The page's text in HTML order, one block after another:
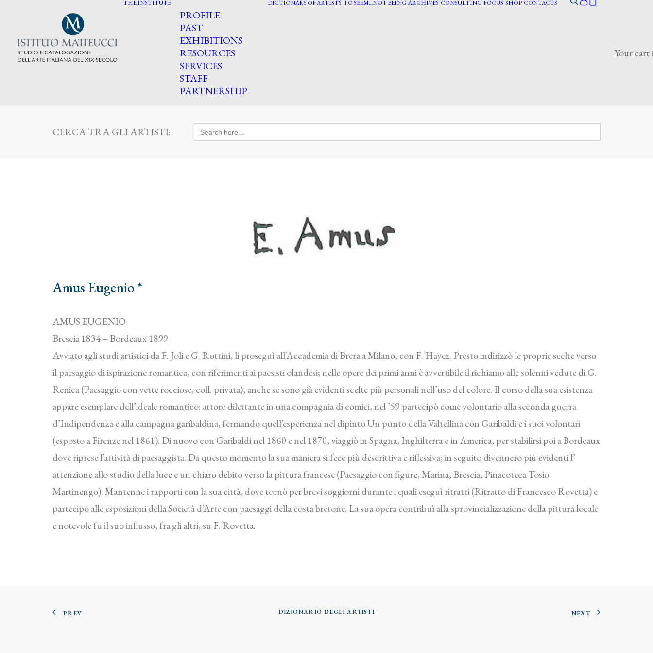
THE INSTITUTE
PROFILE
PAST
EXHIBITIONS
RESOURCES
SERVICES
STAFF
PARTNERSHIP
DICTIONARY OF ARTISTS TO SEEM…NOT BEING ARCHIVES CONSULTING FOCUS SHOP CONTACTS
Your cart
CERCA TRA GLI ARTISTI: Search
for:
Amus Eugenio *
AMUS EUGENIO
Brescia 1834 – Bordeaux 1899
Avviato agli studi artistici da F. Joli e G. Rottini, li proseguì all’Accademia di Brera a Milano, con F. Hayez. Presto indirizzò le proprie scelte verso
il paesaggio di ispirazione romantica, con riferimenti ai paesisti olandesi; nelle opere dei primi anni è avvertibile il richiamo alle solenni vedute di G.
Renica (Paesaggio con vette rocciose, coll. privata), anche se sono già evidenti scelte più personali nell’uso del colore. Il corso della sua esistenza
appare esemplare dell’ideale romantico: attore dilettante in una compagnia di comici, nel ’59 partecipò come volontario alla seconda guerra
d’Indipendenza e alla campagna garibaldina, fermando quell’esperienza nel dipinto Un punto della Valtellina con Garibaldi e i suoi volontari
(esposto a Firenze nel 1861). Di nuovo con Garibaldi nel 1860 e nel 1870, viaggiò in Spagna, Inghilterra e in America, per stabilirsi poi a Bordeaux
dove riprese l’attività di paesaggista. Da questo momento la sua maniera si fece più descrittiva e riflessiva; in seguito divennero più evidenti l’
attenzione allo studio della luce e un chiaro debito verso la pittura francese (Paesaggio con figure, Marina, Brescia, Pinacoteca Tosio
Martinengo). Mantenne i rapporti con la sua città, dove tornò per brevi soggiorni durante i quali eseguì ritratti (Ritratto di Francesco Rovetta) e
partecipò alle esposizioni della Società d’Arte con paesaggi della costa bretone. La sua opera contribuì alla sprovincializzazione della pittura locale
e notevole fu il suo influsso, fra gli altri, su F. Rovetta.
PREV DIZIONARIO DEGLI ARTISTI NEXT